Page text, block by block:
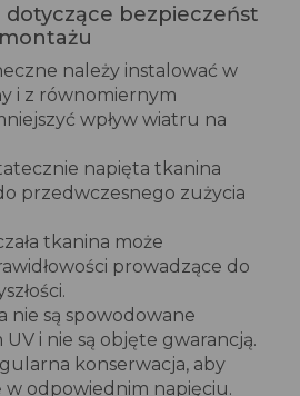
dotyczące bezpieczeńst
należy instalować w
i z równomiernym
wpływ wiatru na
napięta tkanina
przedwczesnego zużycia
tkanina może
prowadzące do
nie są spowodowane
i nie są objęte gwarancją.
konserwacja, aby
odpowiednim napięciu.